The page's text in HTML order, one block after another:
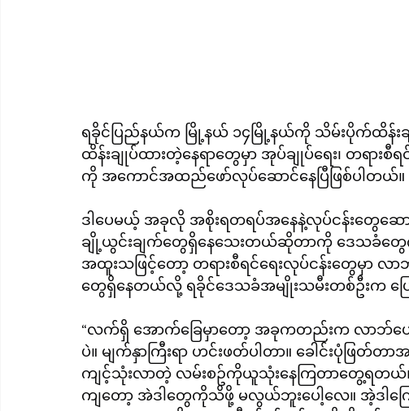
ရခိုင်ပြည်နယ်က မြို့နယ် ၁၄မြို့နယ်ကို သိမ်းပိုက်ထိန်း
ထိန်းချုပ်ထားတဲ့နေရာတွေမှာ အုပ်ချုပ်ရေး၊ တရားစီ
ကို အကောင်အထည်ဖော်လုပ်ဆောင်နေပြီဖြစ်ပါတယ်။
ဒါပေမယ့် အခုလို အစိုးရတရပ်အနေနဲ့လုပ်ငန်းတွေဆေ
ချို့ယွင်းချက်တွေရှိနေသေးတယ်ဆိုတာကို ဒေသခံတွေ
အထူးသဖြင့်တော့ တရားစီရင်ရေးလုပ်ငန်းတွေမှာ
တွေရှိနေတယ်လို့ ရခိုင်ဒေသခံအမျိုးသမီးတစ်ဦးက ပြ
“လက်ရှိ အောက်ခြေမှာတော့ အခုကတည်းက လာဘ်ပေ
ပဲ။ မျက်နှာကြီးရာ ဟင်းဖတ်ပါတာ။ ခေါင်းပုံဖြ
ကျင့်သုံးလာတဲ့ လမ်းစဥ်ကိုယူသုံးနေကြတာတွေ့ရတ
ကျတော့ အဲဒါတွေကိုသိဖို့ မလွယ်ဘူးပေါ့လေ။ အဲ့ဒါကြ